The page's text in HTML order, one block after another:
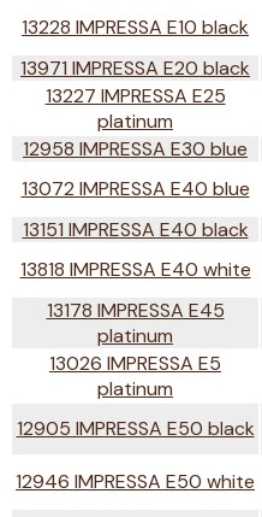
13228 IMPRESSA E10 black
13971 IMPRESSA E20 black
13227 IMPRESSA E25
platinum
12958 IMPRESSA E30 blue
13072 IMPRESSA E40 blue
13151 IMPRESSA E40 black
13818 IMPRESSA E40 white
13178 IMPRESSA E45
platinum
13026 IMPRESSA E5
platinum
12905 IMPRESSA E50 black
12946 IMPRESSA E50 white